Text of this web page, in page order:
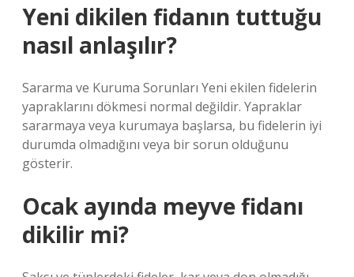
Yeni dikilen fidanın tuttuğu
nasıl anlaşılır?
Sararma ve Kuruma Sorunları Yeni ekilen fidelerin
yapraklarını dökmesi normal değildir. Yapraklar
sararmaya veya kurumaya başlarsa, bu fidelerin iyi
durumda olmadığını veya bir sorun olduğunu
gösterir.
Ocak ayında meyve fidanı
dikilir mi?